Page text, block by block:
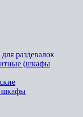
раздевалок
(шкафы
шкафы